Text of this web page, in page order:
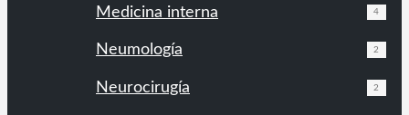
Medicina interna 4
Neumología 2
Neurocirugía 2